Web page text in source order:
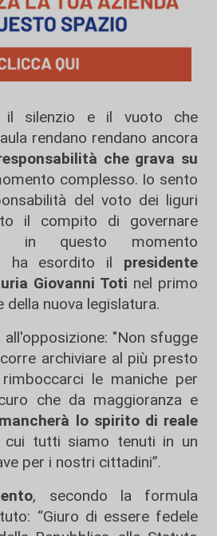
il silenzio e il vuoto che
rendano rendano ancora
che grava su
complesso. Io sento
del voto dei liguri
il compito di governare
in questo momento
ha esordito il presidente
Giovanni Toti nel primo
della nuova legislatura.
all'opposizione: "Non sfugge
archiviare al più presto
le maniche per
che da maggioranza e
lo spirito di reale
cui tutti siamo tenuti in un
per i nostri cittadini”.
, secondo la formula
“Giuro di essere fedele